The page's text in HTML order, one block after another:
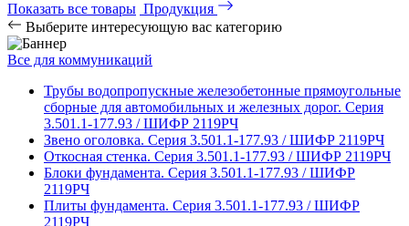
Показать все товары Продукция
Выберите интересующую вас категорию
Все для коммуникаций
Трубы водопропускные железобетонные прямоугольные
сборные для автомобильных и железных дорог. Серия
3.501.1-177.93 / ШИФР 2119РЧ
Звено оголовка. Серия 3.501.1-177.93 / ШИФР 2119РЧ
Откосная стенка. Серия 3.501.1-177.93 / ШИФР 2119РЧ
Блоки фундамента. Серия 3.501.1-177.93 / ШИФР
2119РЧ
Плиты фундамента. Серия 3.501.1-177.93 / ШИФР
2119РЧ